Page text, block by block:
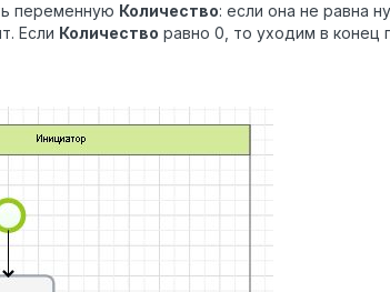
переменную Количество: если она не равна
Если Количество равно 0, то уходим в конец